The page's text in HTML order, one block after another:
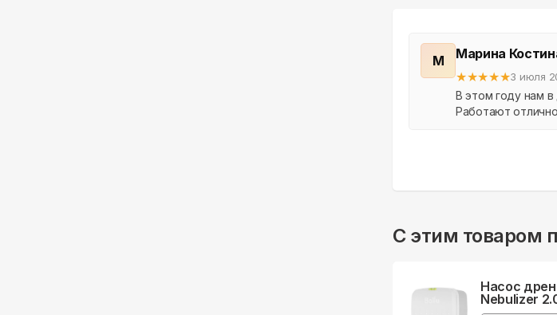
М Марина
★★★★★3 июля
В этом году нам
Работают
С этим товаром
Насос
Nebulizer